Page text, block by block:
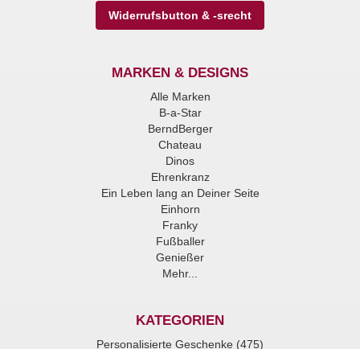
Widerrufsbutton & -srecht
MARKEN & DESIGNS
Alle Marken
B-a-Star
BerndBerger
Chateau
Dinos
Ehrenkranz
Ein Leben lang an Deiner Seite
Einhorn
Franky
Fußballer
Genießer
Mehr...
KATEGORIEN
Personalisierte Geschenke (475)